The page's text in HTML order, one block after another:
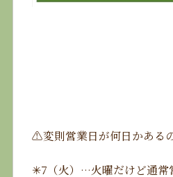
⚠️変則営業日が何日かある
✳︎7（火）…火曜だけど通常